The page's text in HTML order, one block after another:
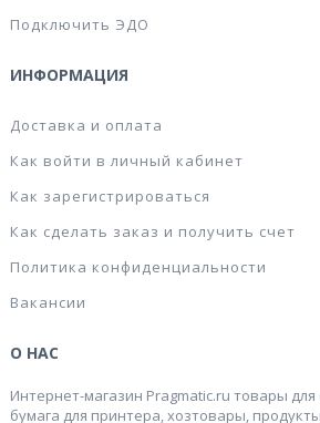
Подключить ЭДО
ИНФОРМАЦИЯ
Доставка и оплата
Как войти в личный кабинет
Как зарегистрироваться
Как сделать заказ и получить счет
Политика конфиденциальности
Вакансии
О НАС
Интернет-магазин Pragmatic.ru товары
бумага для принтера, хозтовары,